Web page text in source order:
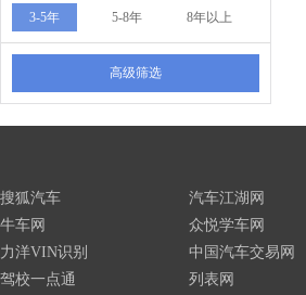
3-5年 5-8年 8年以上
高级筛选
搜狐汽车
牛车网
力洋VIN识别
驾校一点通
汽车江湖网
众悦学车网
中国汽车交易网
列表网